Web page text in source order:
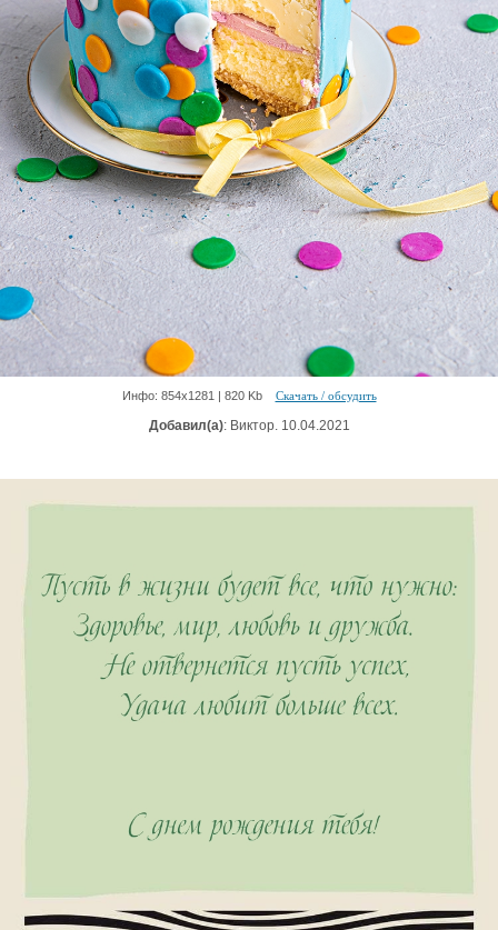
Инфо: 854х1281 | 820 Kb Скачать / обсудить
Добавил(а): Виктор. 10.04.2021